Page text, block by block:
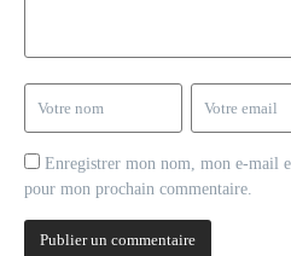
Enregistrer mon nom, mon e-mail
pour mon prochain commentaire.